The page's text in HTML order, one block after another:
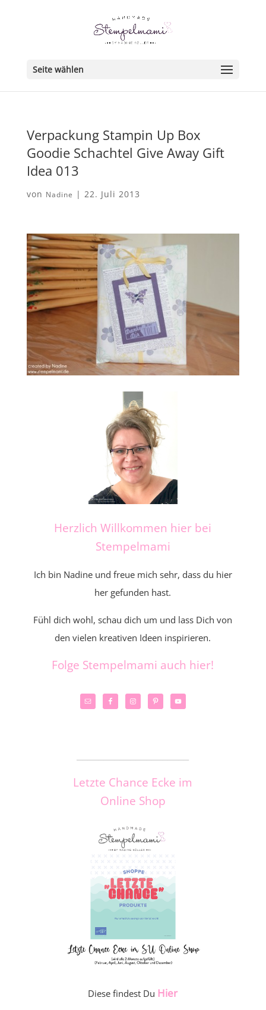
Seite wählen
Verpackung Stampin Up Box
Goodie Schachtel Give Away Gift
Idea 013
von Nadine | 22. Juli 2013
Herzlich Willkommen hier bei
Stempelmami
Ich bin Nadine und freue mich sehr, dass du hier
her gefunden hast.
Fühl dich wohl, schau dich um und lass Dich von
den vielen kreativen Ideen inspirieren.
Folge Stempelmami auch hier!
Letzte Chance Ecke im
Online Shop
Diese findest Du Hier